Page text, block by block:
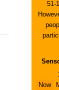
51-
Now